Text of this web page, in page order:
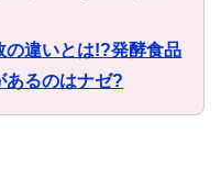
の違いとは!?発酵食品
あるのはナゼ?